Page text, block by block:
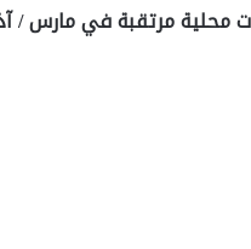
مرتقبة في مارس / آذار